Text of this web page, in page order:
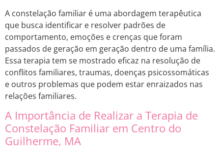
A constelação familiar é uma abordagem terapêutica
que busca identificar e resolver padrões de
comportamento, emoções e crenças que foram
passados de geração em geração dentro de uma família.
Essa terapia tem se mostrado eficaz na resolução de
conflitos familiares, traumas, doenças psicossomáticas
e outros problemas que podem estar enraizados nas
relações familiares.
A Importância de Realizar a Terapia de
Constelação Familiar em Centro do
Guilherme, MA